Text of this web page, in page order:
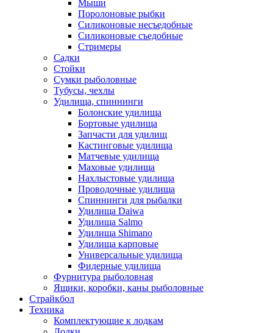
Мыши
Поролоновые рыбки
Силиконовые несъедобные
Силиконовые съедобные
Стримеры
Садки
Стойки
Сумки рыболовные
Тубусы, чехлы
Удилища, спиннинги
Болонские удилища
Бортовые удилища
Запчасти для удилищ
Кастинговые удилища
Матчевые удилища
Маховые удилища
Нахлыстовые удилища
Проводочные удилища
Спиннинги для рыбалки
Удилища Daiwa
Удилища Salmo
Удилища Shimano
Удилища карповые
Универсальные удилища
Фидерные удилища
Фурнитура рыболовная
Ящики, коробки, каны рыболовные
Страйкбол
Техника
Комплектующие к лодкам